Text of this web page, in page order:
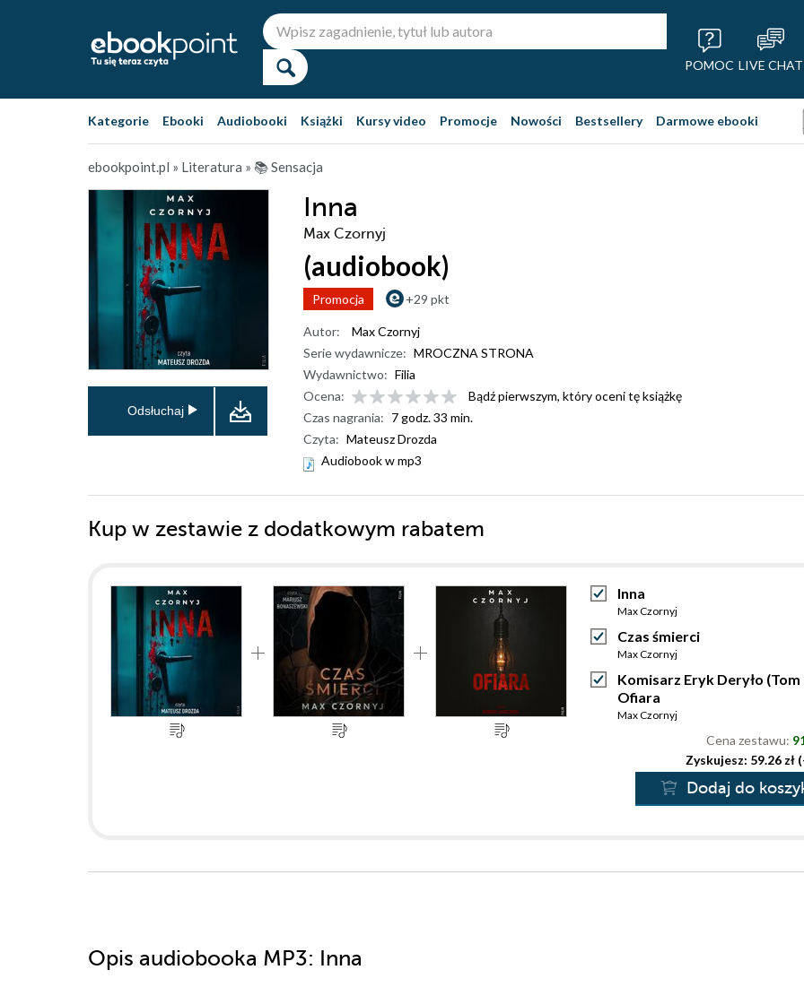
POMOC LIVE CHAT
Kategorie Ebooki Audiobooki Książki Kursy video Promocje Nowości Bestsellery Darmowe ebooki
ebookpoint.pl » Literatura » 📚 Sensacja
Inna
Max Czornyj
(audiobook)
Promocja +29 pkt
Odsłuchaj
Autor:
Max Czornyj
Serie wydawnicze: MROCZNA STRONA
Wydawnictwo: Filia
Ocena:
Bądź pierwszym, który oceni tę książkę
Czas nagrania: 7 godz. 33 min.
Czyta: Mateusz Drozda
Audiobook w mp3
Kup w zestawie z dodatkowym rabatem
Inna
Max Czornyj
Czas śmierci
Max Czornyj
Komisarz Eryk Deryło (Tom
Ofiara
Max Czornyj
Cena zestawu:
Zyskujesz: 59.26 zł
Dodaj do
Opis audiobooka MP3: Inna